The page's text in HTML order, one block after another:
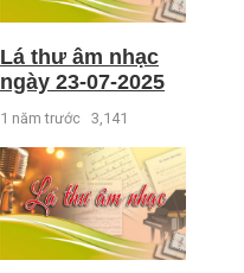
Lá thư âm nhạc
ngày 23-07-2025
1 năm trước 3,141